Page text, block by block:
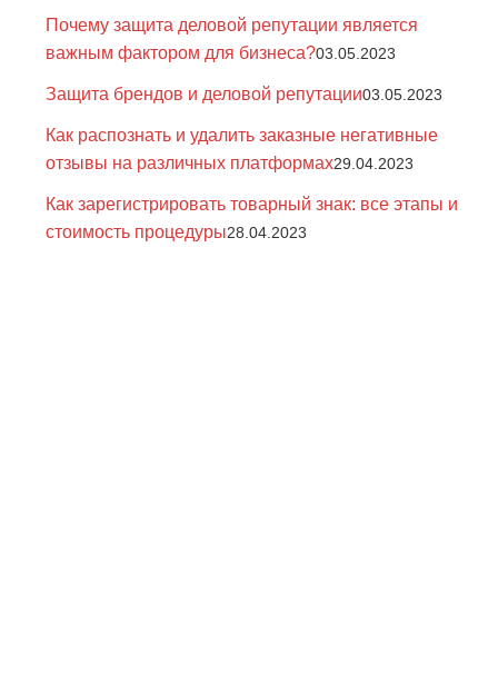
Почему защита деловой репутации является
важным фактором для бизнеса?03.05.2023
Защита брендов и деловой репутации03.05.2023
Как распознать и удалить заказные негативные
отзывы на различных платформах29.04.2023
Как зарегистрировать товарный знак: все этапы и
стоимость процедуры28.04.2023